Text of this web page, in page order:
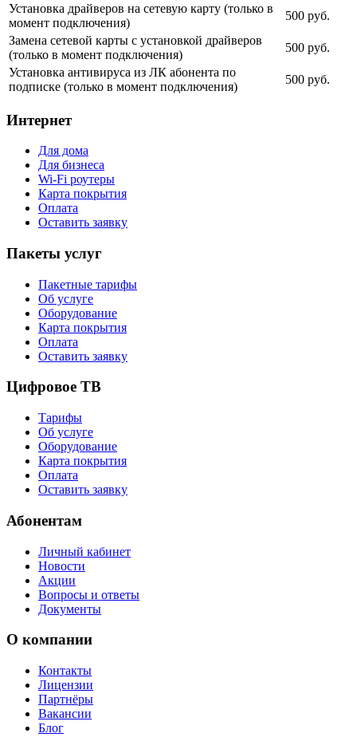
Установка драйверов на сетевую карту (только в
момент подключения)
500 руб.
Замена сетевой карты с установкой драйверов
(только в момент подключения)
500 руб.
Установка антивируса из ЛК абонента по
подписке (только в момент подключения)
500 руб.
Интернет
Для дома
Для бизнеса
Wi-Fi роутеры
Карта покрытия
Оплата
Оставить заявку
Пакеты услуг
Пакетные тарифы
Об услуге
Оборудование
Карта покрытия
Оплата
Оставить заявку
Цифровое ТВ
Тарифы
Об услуге
Оборудование
Карта покрытия
Оплата
Оставить заявку
Абонентам
Личный кабинет
Новости
Акции
Вопросы и ответы
Документы
О компании
Контакты
Лицензии
Партнёры
Вакансии
Блог